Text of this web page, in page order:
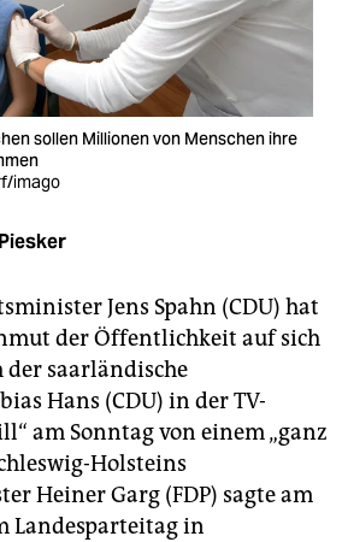
sollen Millionen von Menschen ihre
imago
Jens Spahn (CDU) hat
der Öffentlichkeit auf sich
der saarländische
Hans (CDU) in der TV-
am Sonntag von einem „ganz
Holsteins
Heiner Garg (FDP) sagte am
Landesparteitag in